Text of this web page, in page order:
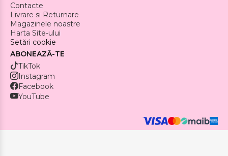
Contacte
Livrare si Returnare
Magazinele noastre
Harta Site-ului
Setări cookie
ABONEAZĂ-TE
TikTok
Instagram
Facebook
YouTube